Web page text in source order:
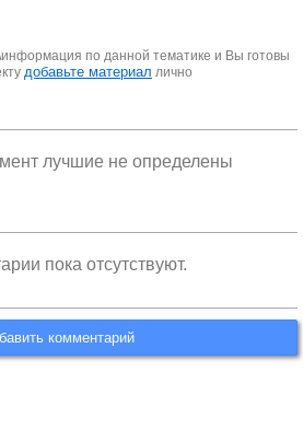
по данной тематике и Вы готовы
добавьте материал лично
лучшие не определены
пока отсутствуют.
комментарий